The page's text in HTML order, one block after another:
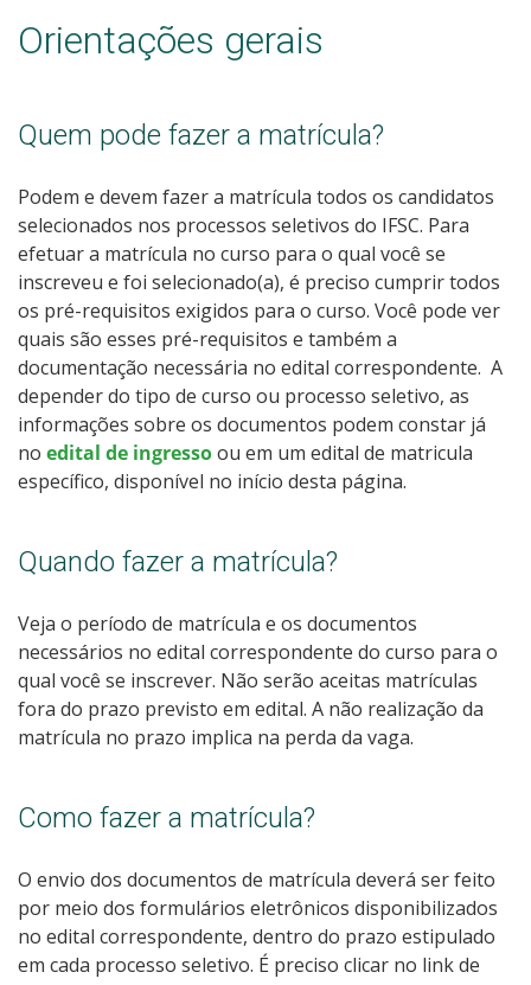
Orientações gerais
Quem pode fazer a matrícula?
Podem e devem fazer a matrícula todos os candidatos
selecionados nos processos seletivos do IFSC. Para
efetuar a matrícula no curso para o qual você se
inscreveu e foi selecionado(a), é preciso cumprir todos
os pré-requisitos exigidos para o curso. Você pode ver
quais são esses pré-requisitos e também a
documentação necessária no edital correspondente. A
depender do tipo de curso ou processo seletivo, as
informações sobre os documentos podem constar já
no edital de ingressoou em um edital de matricula
específico, disponível no início desta página.
Quando fazer a matrícula?
Veja o período de matrícula e os documentos
necessários no edital correspondente do curso para o
qual você se inscrever. Não serão aceitas matrículas
fora do prazo previsto em edital. A não realização da
matrícula no prazo implica na perda da vaga.
Como fazer a matrícula?
O envio dos documentos de matrícula deverá ser feito
por meio dos formulários eletrônicos disponibilizados
no edital correspondente, dentro do prazo estipulado
em cada processo seletivo. É preciso clicar no link de